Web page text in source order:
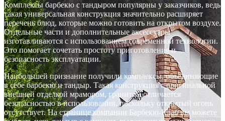
Комплексы барбекю с тандыром популярны у заказчиков, ведь
такая универсальная конструкция значительно расширяет
перечень блюд, которые можно готовить на открытом воздухе.
Отдельные части и дополнительные аксессуары
изготавливаются с использованием современной технологии.
Это помогает сочетать простоту приготовления и
безопасность эксплуатации.
Наибольшей признание получили комплексы, объединяющие
в себе барбекю и тандыр. Такая конструкция с оригинальной
внешней отделкой мрамором, гранитом отличается
безопасностью в использовании, поскольку открытый огонь
отсутствует. На странице компании Барбекю-Клаб вы можете